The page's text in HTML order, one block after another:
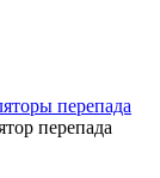
перепада
перепада